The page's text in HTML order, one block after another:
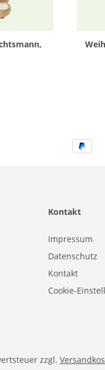
Kontakt
Impressum
Datenschutz
Kontakt
Cookie-
zzgl.